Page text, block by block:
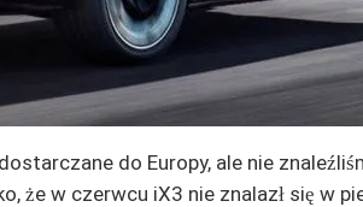
do Europy, ale nie
że w czerwcu iX3 nie znalazł się w